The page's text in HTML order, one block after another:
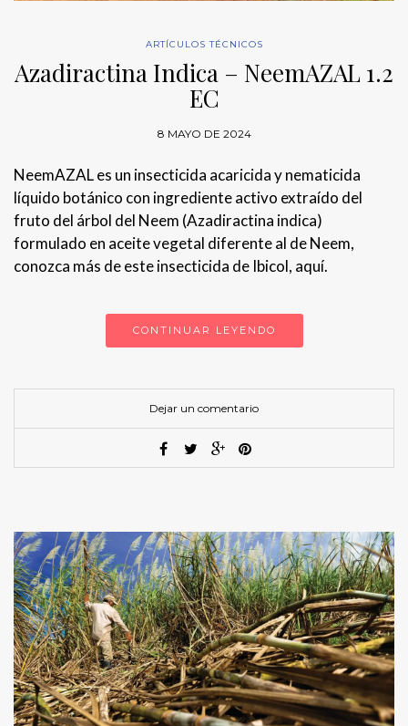
ARTÍCULOS TÉCNICOS
Azadiractina Indica – NeemAZAL 1.2
EC
8 MAYO DE 2024
NeemAZAL es un insecticida acaricida y nematicida
líquido botánico con ingrediente activo extraído del
fruto del árbol del Neem (Azadiractina indica)
formulado en aceite vegetal diferente al de Neem,
conozca más de este insecticida de Ibicol, aquí.
CONTINUAR LEYENDO
Dejar un comentario